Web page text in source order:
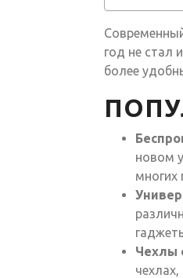
год не стал
более
новом
многих
Чехлы